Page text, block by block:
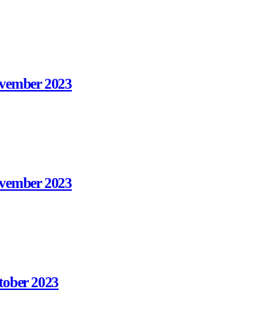
2023
2023
2023